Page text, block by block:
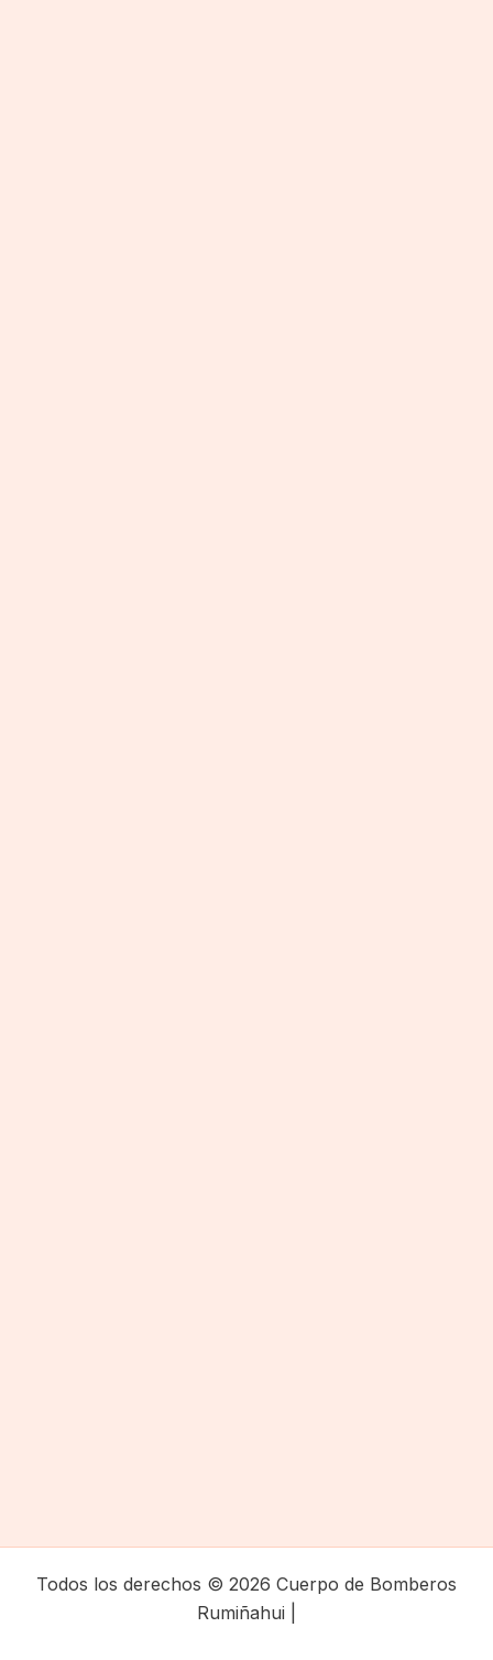
Todos los derechos © 2026 Cuerpo de Bomberos
Rumiñahui |